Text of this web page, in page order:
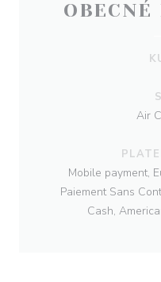
OBECNÉ
Air
Mobile payment,
Paiement Sans
Cash,